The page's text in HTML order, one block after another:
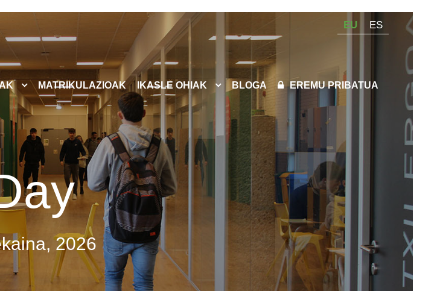
EU ES
MATRIKULAZIOAK IKASLE OHIAK BLOGA EREMU PRIBATUA
2026